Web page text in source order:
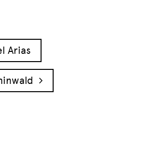
des articles
Arias